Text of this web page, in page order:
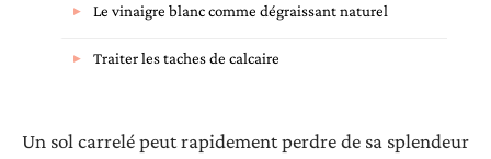
Le vinaigre blanc comme dégraissant naturel
Traiter les taches de calcaire
Un sol carrelé peut rapidement perdre de sa splendeur